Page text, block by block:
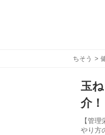
ちそう >
玉
介！
【管
やり方